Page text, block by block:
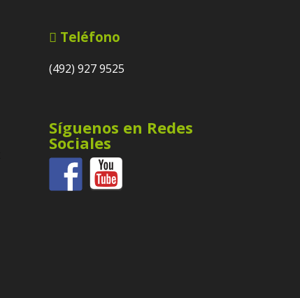
Teléfono
(492) 927 9525
Síguenos en Redes
Sociales